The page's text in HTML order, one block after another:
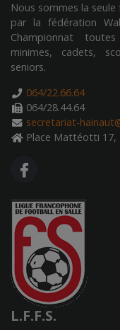
Nous sommes la
par la fédération
Championnat
minimes, cadets,
seniors.
064/22.66.64
064/28.44.64
secretariat-
Place Mattéotti 17,
FA
L.F.F.S.